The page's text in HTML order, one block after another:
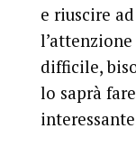
e riuscire
difficile,
lo saprà